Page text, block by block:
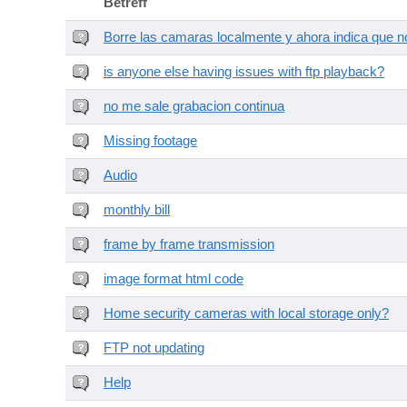
Borre las camaras localmente y ahora indica que
is anyone else having issues with ftp playback?
no me sale grabacion continua
Missing footage
Audio
monthly bill
frame by frame transmission
image format html code
Home security cameras with local storage only?
FTP not updating
Help